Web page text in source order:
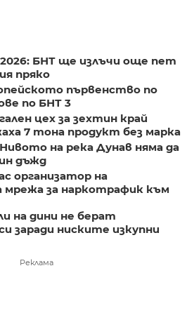
БНТ ще излъчи още пет
пряко
първенство по
по БНТ 3
цех за зехтин край
7 тона продукт без марка
на река Дунав няма да
дъжд
организатор на
мрежа за наркотрафик към
на дини не берат
заради ниските изкупни
Реклама